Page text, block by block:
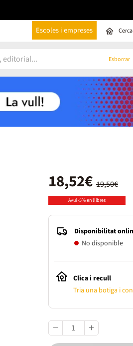
Escoles i empreses
Esborrar
19,50€
18,52€
Avui -5% en llibres
Disponibilitat
No disponible
Clica i recull
Tria una botiga i